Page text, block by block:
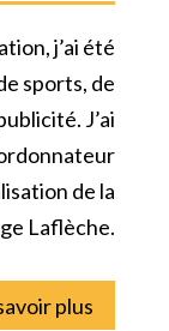
j’ai été
sports, de
J’ai
de la
Laflèche.
plus